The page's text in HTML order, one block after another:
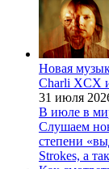
Новая
Charli XCX
31 июля
В июле в
Слушаем
степени
Strokes, а